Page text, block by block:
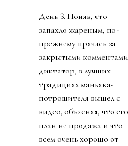
День 3. Поняв, что
запахло жареным, по-
прежнему прячась за
закрытыми комментами
диктатор, в лучших
традициях маньяка-
потрошителя вышел с
видео, объясняя, что его
план не продажа и что
всем очень хорошо от